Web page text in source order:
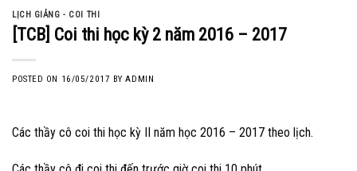
LỊCH GIẢNG - COI THI
[TCB] Coi thi học kỳ 2 năm 2016 – 2017
POSTED ON 16/05/2017 BYADMIN
Các thầy cô coi thi học kỳ II năm học 2016 – 2017 theo lịch.